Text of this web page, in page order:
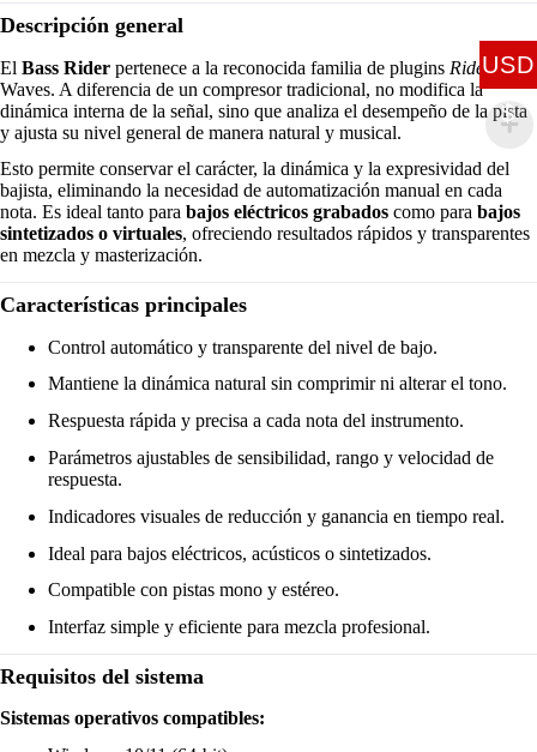
Descripción general
El Bass Rider pertenece a la reconocida familia de plugins Riderde
Waves. A diferencia de un compresor tradicional, no modifica la
dinámica interna de la señal, sino que analiza el desempeño de la pista
y ajusta su nivel general de manera natural y musical.
Esto permite conservar el carácter, la dinámica y la expresividad del
bajista, eliminando la necesidad de automatización manual en cada
nota. Es ideal tanto para bajos eléctricos grabados como para bajos
sintetizados o virtuales, ofreciendo resultados rápidos y transparentes
en mezcla y masterización.
Características principales
Control automático y transparente del nivel de bajo.
Mantiene la dinámica natural sin comprimir ni alterar el tono.
Respuesta rápida y precisa a cada nota del instrumento.
Parámetros ajustables de sensibilidad, rango y velocidad de
respuesta.
Indicadores visuales de reducción y ganancia en tiempo real.
Ideal para bajos eléctricos, acústicos o sintetizados.
Compatible con pistas mono y estéreo.
Interfaz simple y eficiente para mezcla profesional.
Requisitos del sistema
Sistemas operativos compatibles:
USD
$